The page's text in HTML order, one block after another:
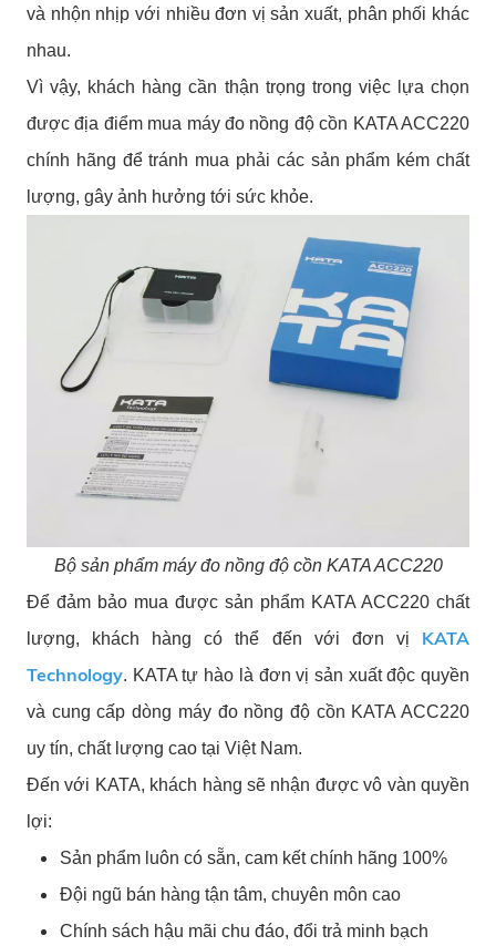
và nhộn nhịp với nhiều đơn vị sản xuất, phân phối khác
nhau.
Vì vậy, khách hàng cần thận trọng trong việc lựa chọn
được địa điểm mua máy đo nồng độ cồn KATA ACC220
chính hãng để tránh mua phải các sản phẩm kém chất
lượng, gây ảnh hưởng tới sức khỏe.
Bộ sản phẩm máy đo nồng độ cồn KATA ACC220
Để đảm bảo mua được sản phẩm KATA ACC220 chất
lượng, khách hàng có thể đến với đơn vị KATA
Technology. KATA tự hào là đơn vị sản xuất độc quyền
và cung cấp dòng máy đo nồng độ cồn KATA ACC220
uy tín, chất lượng cao tại Việt Nam.
Đến với KATA, khách hàng sẽ nhận được vô vàn quyền
lợi:
Sản phẩm luôn có sẵn, cam kết chính hãng 100%
Đội ngũ bán hàng tận tâm, chuyên môn cao
Chính sách hậu mãi chu đáo, đổi trả minh bạch